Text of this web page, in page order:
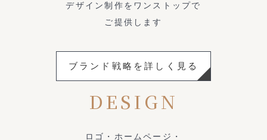
デザイン制作をワンストップで
ご提供します
ブランド戦略を詳しく見る
DESIGN
ロゴ・ホームページ・